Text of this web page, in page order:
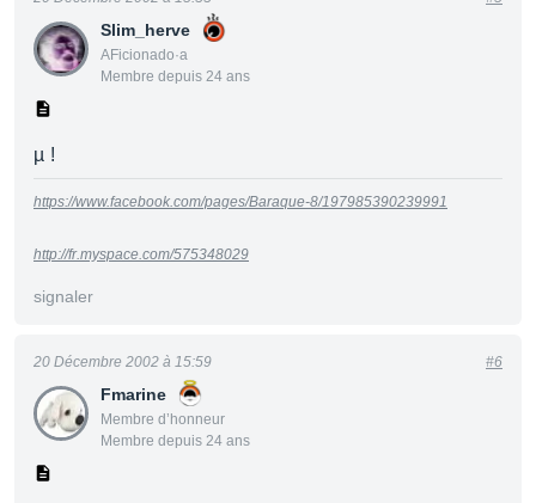
Slim_herve
AFicionado·a
Membre depuis 24 ans
µ !
https://www.facebook.com/pages/Baraque-8/197985390239991
http://fr.myspace.com/575348029
signaler
Fmarine
Membre d’honneur
Membre depuis 24 ans
20 Décembre 2002 à 15:59 #6